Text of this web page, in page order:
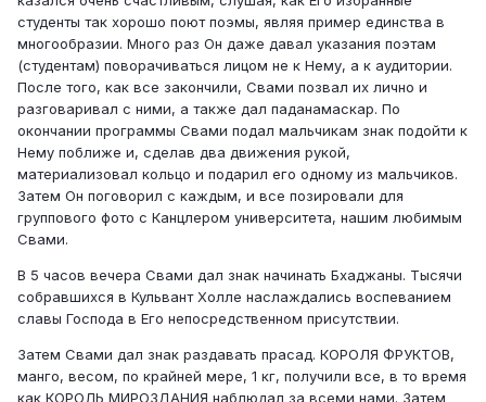
студенты так хорошо поют поэмы, являя пример единства в
многообразии. Много раз Он даже давал указания поэтам
(студентам) поворачиваться лицом не к Нему, а к аудитории.
После того, как все закончили, Свами позвал их лично и
разговаривал с ними, а также дал паданамаскар. По
окончании программы Свами подал мальчикам знак подойти к
Нему поближе и, сделав два движения рукой,
материализовал кольцо и подарил его одному из мальчиков.
Затем Он поговорил с каждым, и все позировали для
группового фото с Канцлером университета, нашим любимым
Свами.
В 5 часов вечера Свами дал знак начинать Бхаджаны. Тысячи
собравшихся в Кульвант Холле наслаждались воспеванием
славы Господа в Его непосредственном присутствии.
Затем Свами дал знак раздавать прасад. КОРОЛЯ ФРУКТОВ,
манго, весом, по крайней мере, 1 кг, получили все, в то время
как КОРОЛЬ МИРОЗДАНИЯ наблюдал за всеми нами. Затем